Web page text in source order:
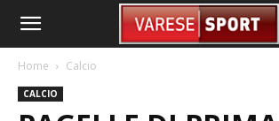
Home Calcio
CALCIO